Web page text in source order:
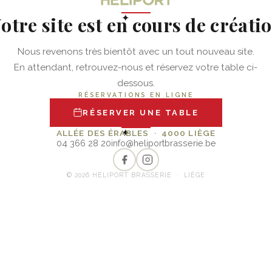
✦
site est en cours de
Nous revenons très bientôt avec un tout nouveau site.
En attendant, retrouvez-nous et réservez votre table ci-
dessous.
RÉSERVATIONS EN LIGNE
RÉSERVER UNE TABLE
✦
ALLÉE DES ÉRABLES · 4000 LIÈGE
04 366 28 20info@heliportbrasserie.be
© 2026 HÉLIPORT BRASSERIE · LIÈGE